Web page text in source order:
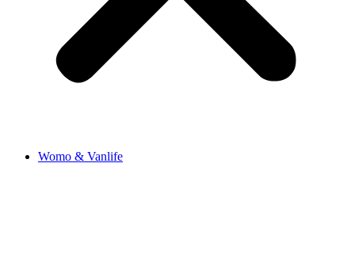
Womo & Vanlife